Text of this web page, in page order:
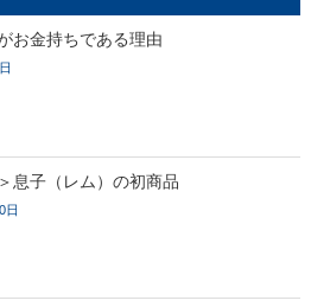
お金持ちである理由
息子（レム）の初商品
日